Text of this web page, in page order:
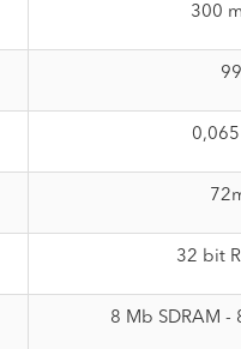
300
32 bit
8 Mb SDRAM -